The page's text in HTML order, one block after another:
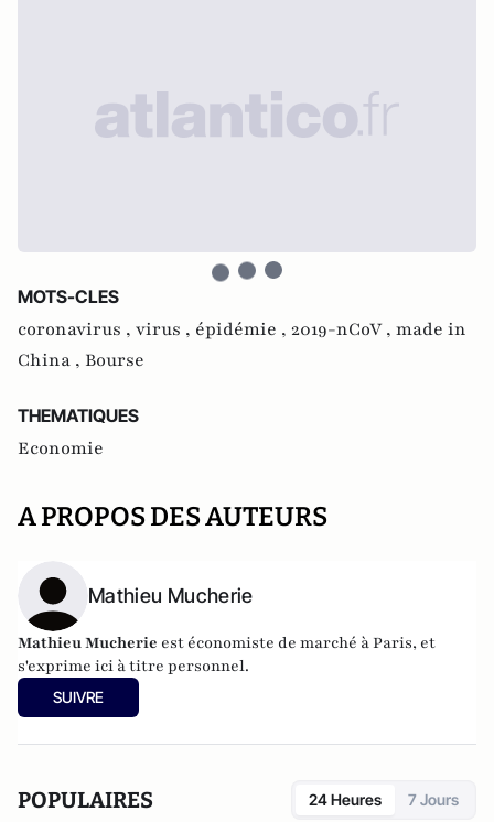
MOTS-CLES
coronavirus , virus , épidémie , 2019-nCoV , made in
China , Bourse
THEMATIQUES
Economie
A PROPOS DES AUTEURS
Mathieu Mucherie
Mathieu Mucherie est économiste de marché à Paris, et
s'exprime ici à titre personnel.
SUIVRE
POPULAIRES 24 Heures 7 Jours